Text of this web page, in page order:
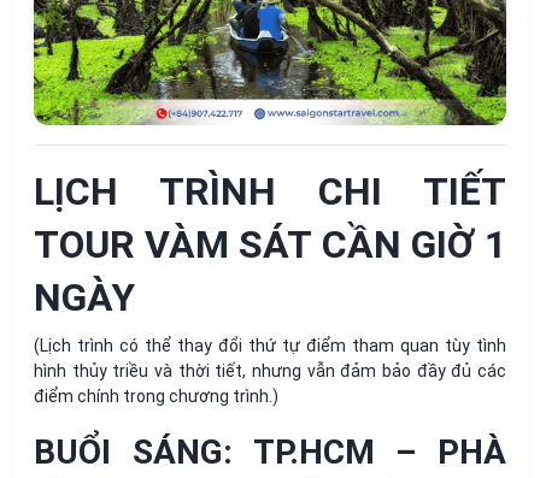
LỊCH TRÌNH CHI TIẾT
TOUR VÀM SÁT CẦN GIỜ 1
NGÀY
(Lịch trình có thể thay đổi thứ tự điểm tham quan tùy tình
hình thủy triều và thời tiết, nhưng vẫn đảm bảo đầy đủ các
điểm chính trong chương trình.)
BUỔI SÁNG: TP.HCM – PHÀ